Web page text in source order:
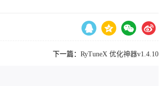
下一篇：RyTuneX 优化神器v1.4.10